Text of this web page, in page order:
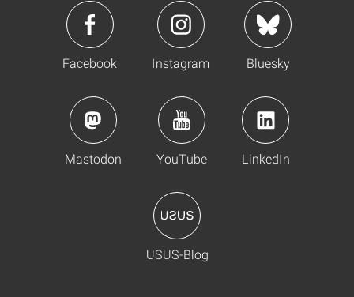
Facebook Instagram Bluesky
Mastodon YouTube LinkedIn
USUS-Blog